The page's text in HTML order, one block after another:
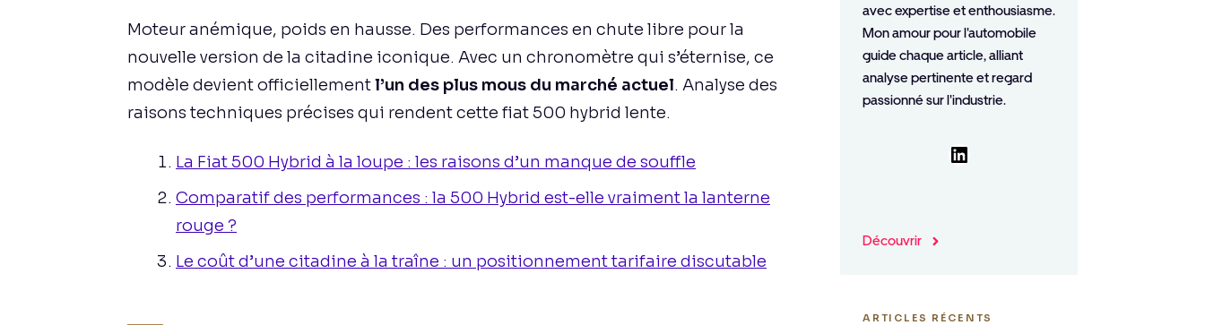
Moteur anémique, poids en hausse. Des performances en chute libre pour la
nouvelle version de la citadine iconique. Avec un chronomètre qui s’éternise, ce
modèle devient officiellementl’un des plus mous du marché actuel. Analyse des
raisons techniques précises qui rendent cette fiat 500 hybrid lente.
La Fiat 500 Hybrid à la loupe : les raisons d’un manque de souffle
Comparatif des performances : la 500 Hybrid est-elle vraiment la lanterne
rouge ?
Le coût d’une citadine à la traîne : un positionnement tarifaire discutable
avec expertise et enthousiasme.
Mon amour pour l'automobile
guide chaque article, alliant
analyse pertinente et regard
passionné sur l'industrie.
LinkedIn
Découvrir
ARTICLES RÉCENTS